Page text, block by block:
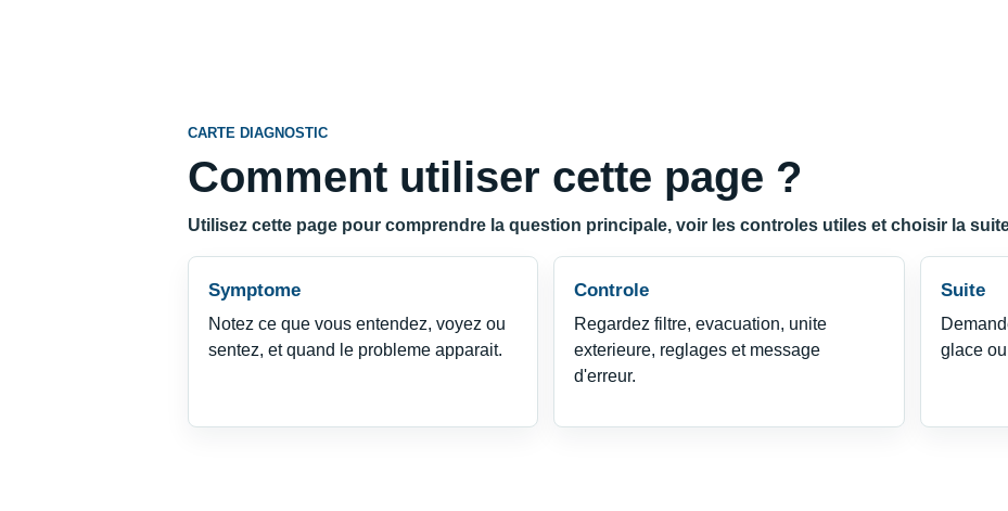
CARTE DIAGNOSTIC
Comment utiliser cette page ?
Utilisez cette page pour comprendre la question principale, voir les controles utiles et choisir la
Symptome
Notez ce que vous entendez, voyez ou
sentez, et quand le probleme apparait.
Controle
Regardez filtre, evacuation, unite
exterieure, reglages et message
d'erreur.
Suite
glace